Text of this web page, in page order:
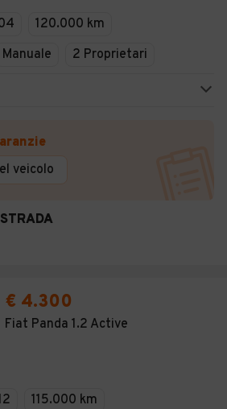
120.000 km
Manuale 2 Proprietari
veicolo
€ 4.300
Fiat Panda 1.2 Active
115.000 km